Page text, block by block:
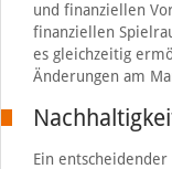
und finanziellen
finanziellen
es gleichzeitig
Änderungen am
Ein